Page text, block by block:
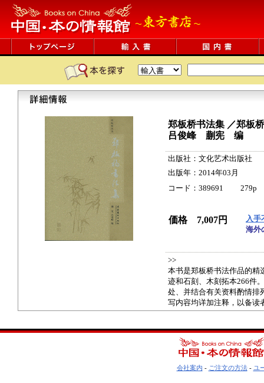
郑板桥书法集 ／郑板
吕俊峰 蒯宪 编
出版社：文化艺术出版社
出版年：2014年03月
コード：389691 279p
価格 7,007円
入手
海外
>>
本书是郑板桥书法作品的精
迹和石刻、木刻拓本266件
处、并结合有关资料酌情排
写内容均详加注释，以备读
会社案内 - ご注文の方法- ユ